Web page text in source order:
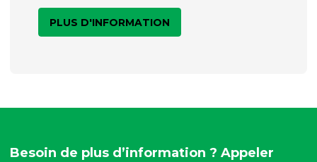
PLUS D'INFORMATION
Besoin de plus d’information ? Appeler